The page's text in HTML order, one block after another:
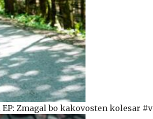
Zmagal bo kakovosten kolesar